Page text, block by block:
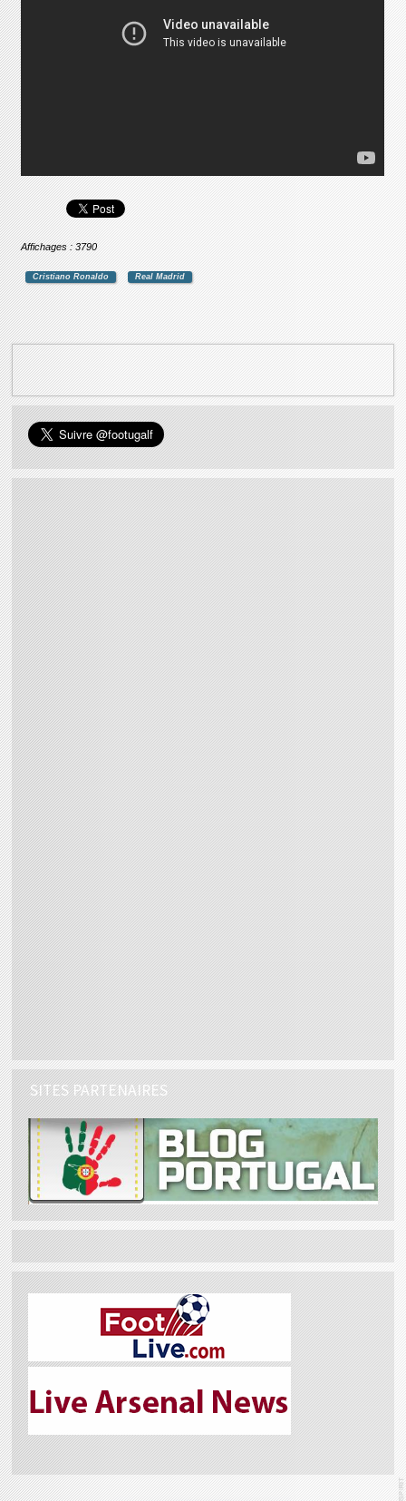
Affichages : 3790
Cristiano Ronaldo Real Madrid
SITES PARTENAIRES